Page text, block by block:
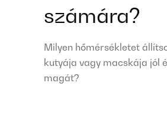
számára?
Milyen hőmérsékletet
kutyája vagy macskája jól
magát?